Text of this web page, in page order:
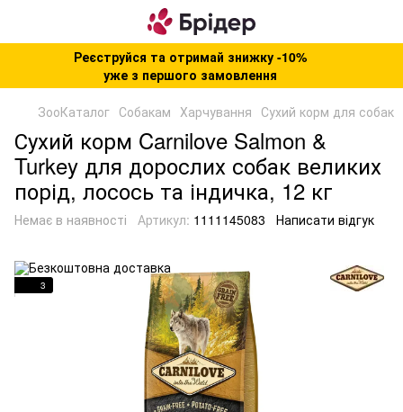
Реєструйся та отримай знижку -10%
уже з першого замовлення
ЗооКаталог Собакам Харчування Сухий корм для собак
Сухий корм Carnilove Salmon &
Turkey для дорослих собак великих
порід, лосось та індичка, 12 кг
Немає в наявності Артикул: 1111145083 Написати відгук
3